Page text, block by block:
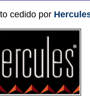
cedido por